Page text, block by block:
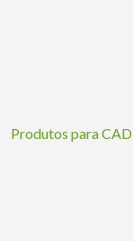
Produtos para CAD